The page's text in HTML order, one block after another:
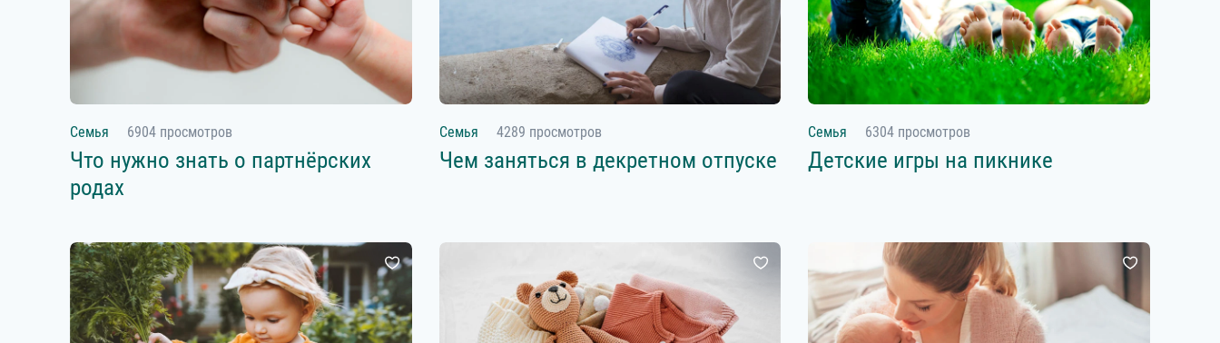
Семья 6904 просмотров
Что нужно знать о партнёрских
родах
Семья 4289 просмотров
Чем заняться в декретном отпуске
Семья 6304 просмотров
Детские игры на пикнике